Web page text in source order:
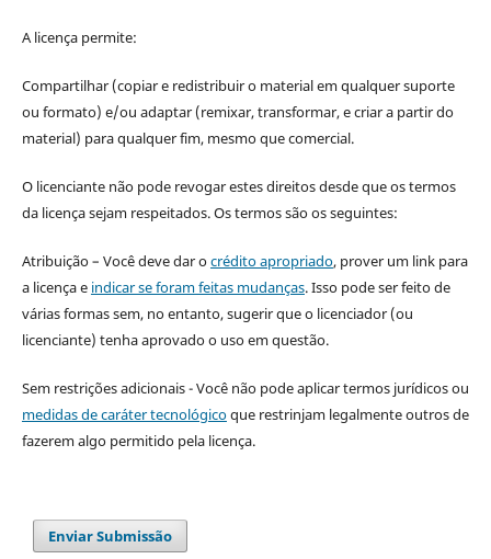
A licença permite:
Compartilhar (copiar e redistribuir o material em qualquer suporte
ou formato) e/ou adaptar (remixar, transformar, e criar a partir do
material) para qualquer fim, mesmo que comercial.
O licenciante não pode revogar estes direitos desde que os termos
da licença sejam respeitados. Os termos são os seguintes:
Atribuição – Você deve dar ocrédito apropriado, prover um link para
a licença e indicar se foram feitas mudanças. Isso pode ser feito de
várias formas sem, no entanto, sugerir que o licenciador (ou
licenciante) tenha aprovado o uso em questão.
Sem restrições adicionais - Você não pode aplicar termos jurídicos ou
medidas de caráter tecnológicoque restrinjam legalmente outros de
fazerem algo permitido pela licença.
Enviar Submissão